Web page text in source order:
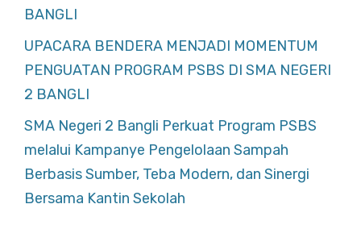
BANGLI
UPACARA BENDERA MENJADI MOMENTUM
PENGUATAN PROGRAM PSBS DI SMA NEGERI
2 BANGLI
SMA Negeri 2 Bangli Perkuat Program PSBS
melalui Kampanye Pengelolaan Sampah
Berbasis Sumber, Teba Modern, dan Sinergi
Bersama Kantin Sekolah